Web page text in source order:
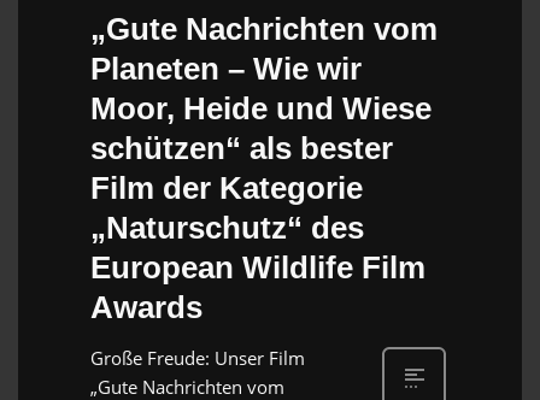
„Gute Nachrichten vom
Planeten – Wie wir
Moor, Heide und Wiese
schützen“ als bester
Film der Kategorie
„Naturschutz“ des
European Wildlife Film
Awards
Große Freude: Unser Film
„Gute Nachrichten vom